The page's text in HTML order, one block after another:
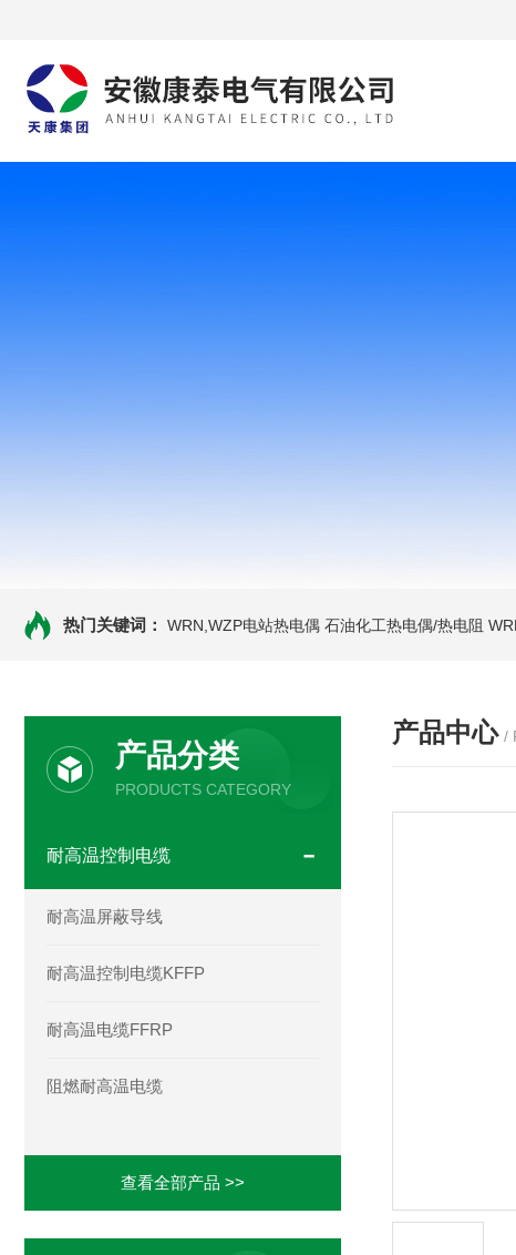
热门关键词： WRN,WZP电站热电偶 石油化工热电偶/热电阻
产品分类
PRODUCTS CATEGORY
耐高温控制电缆
耐高温屏蔽导线
耐高温控制电缆KFFP
耐高温电缆FFRP
阻燃耐高温电缆
查看全部产品 >>
产品中心 /